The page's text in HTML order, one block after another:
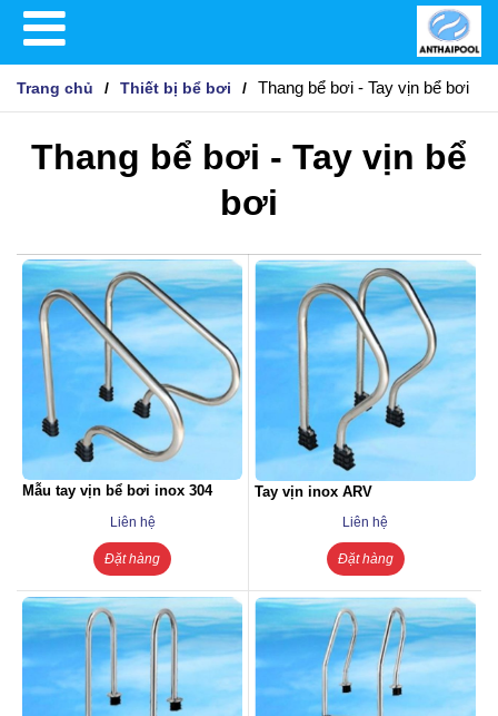
Trang chủ Thiết bị bể bơi Thang bể bơi - Tay vịn bể bơi
Thang bể bơi - Tay vịn bể
bơi
Mẫu tay vịn bể bơi inox 304
Liên hệ
Đặt hàng
Tay vịn inox ARV
Liên hệ
Đặt hàng